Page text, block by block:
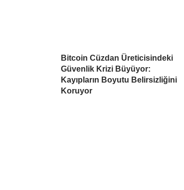
Bitcoin Cüzdan Üreticisindeki
Güvenlik Krizi Büyüyor:
Kayıpların Boyutu Belirsizliğini
Koruyor